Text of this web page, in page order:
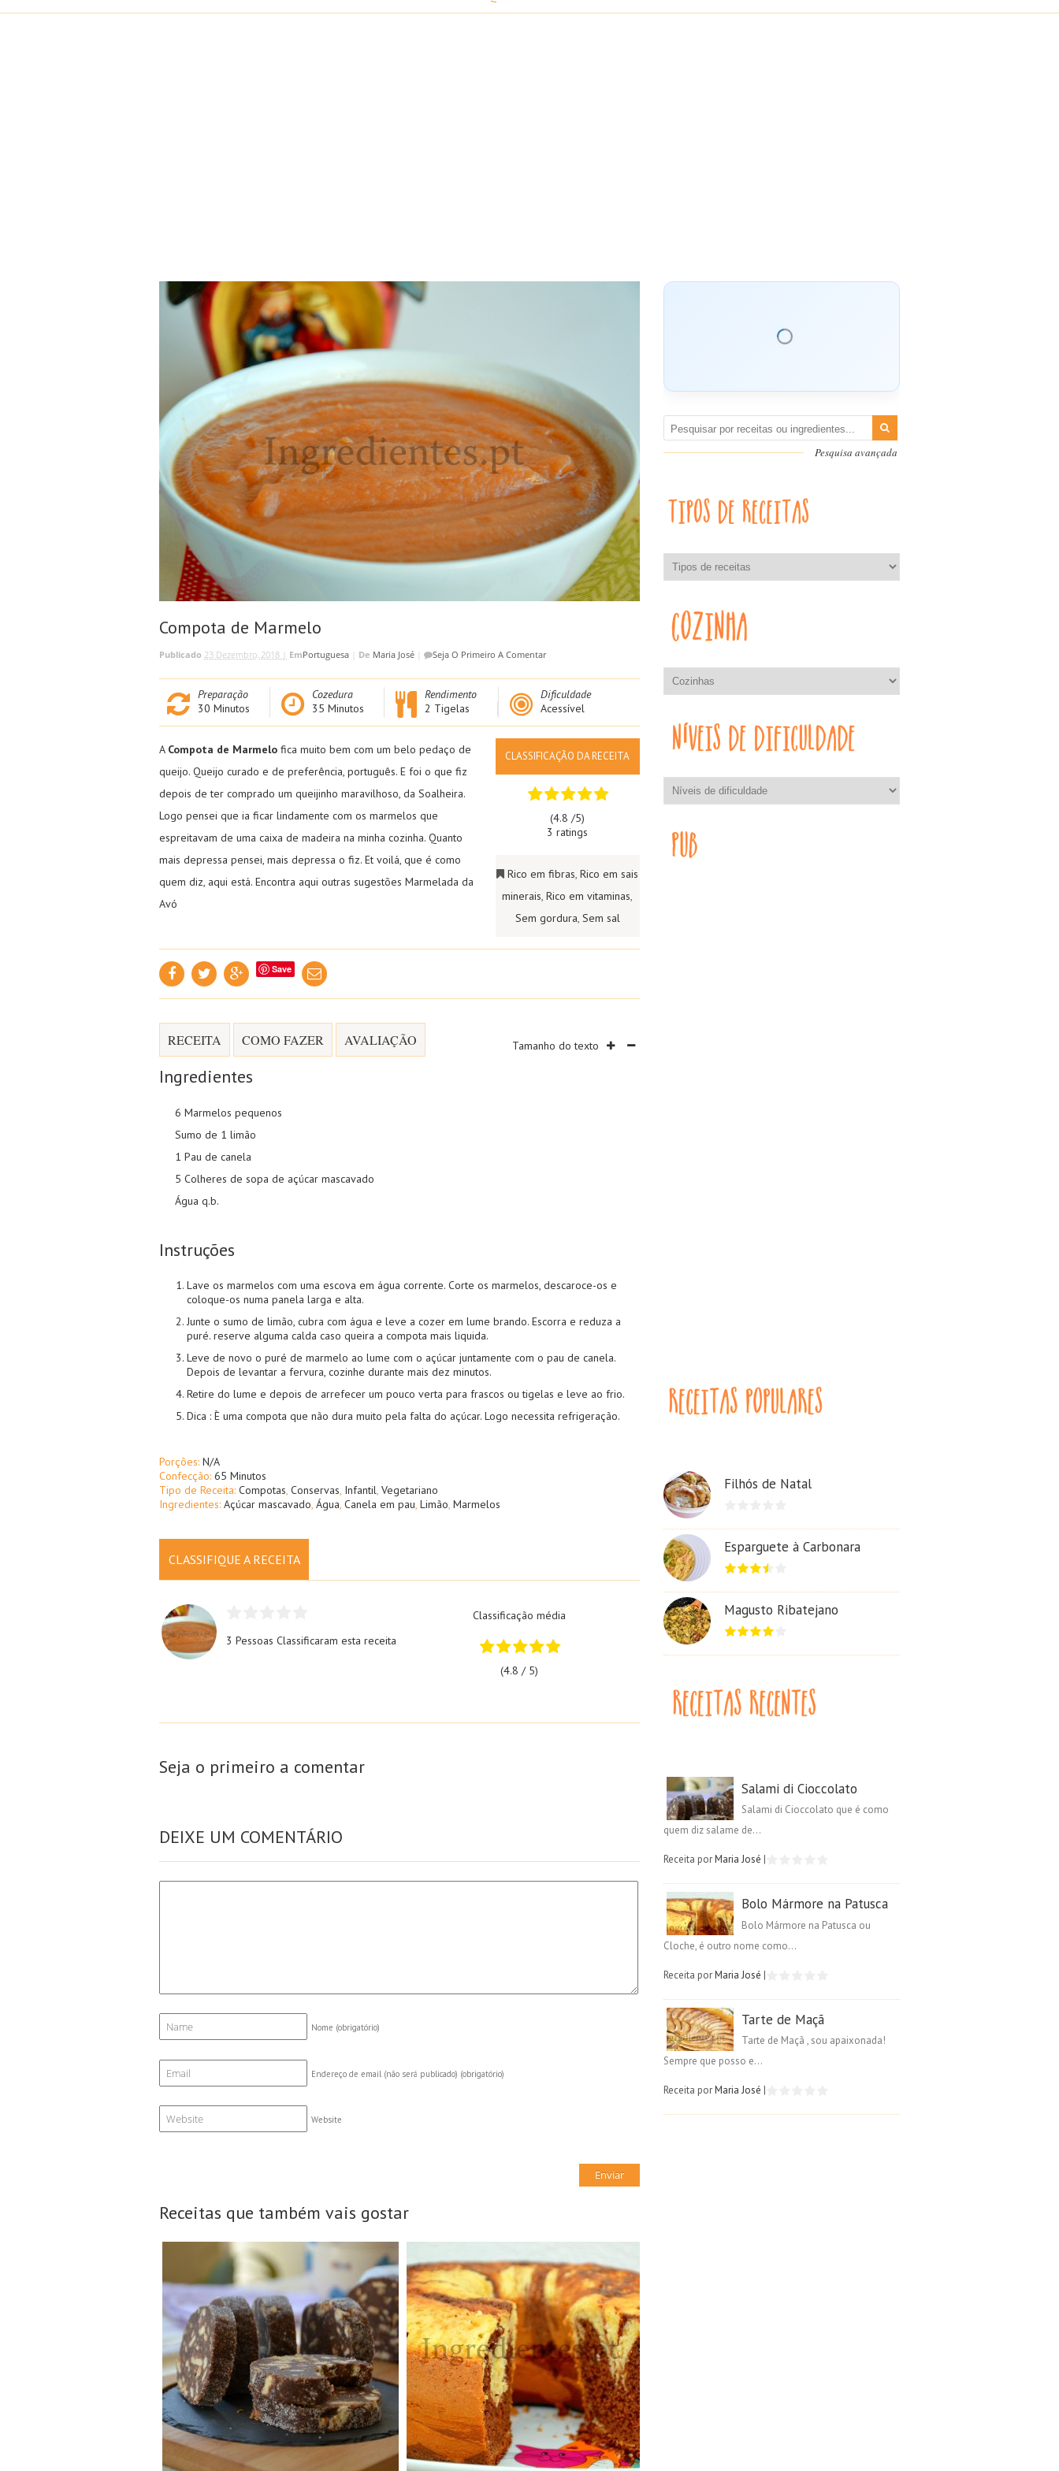
Compota de Marmelo
Publicado 23 Dezembro, 2018 | EmPortuguesa De Maria José Seja O Primeiro A Comentar
Preparação
30 Minutos
Cozedura
35 Minutos
Rendimento
2 Tigelas
Dificuldade
Acessível
A Compota de Marmelo fica muito bem com um belo pedaço de
queijo. Queijo curado e de preferência, português. E foi o que fiz
depois de ter comprado um queijinho maravilhoso, da Soalheira.
Logo pensei que ia ficar lindamente com os marmelos que
espreitavam de uma caixa de madeira na minha cozinha. Quanto
mais depressa pensei, mais depressa o fiz. Et voilá, que é como
quem diz, aqui está. Encontra aqui outras sugestões Marmelada da
Avó
CLASSIFICAÇÃO DA RECEITA
(4.8 /5)
3 ratings
Rico em fibras,Rico em sais
minerais,Rico em vitaminas,
Sem gordura, Sem sal
Save
RECEITA COMO FAZER AVALIAÇÃO Tamanho do texto
Ingredientes
6 Marmelos pequenos
Sumo de 1 limão
1 Pau de canela
5 Colheres de sopa de açúcar mascavado
Água q.b.
Instruções
Lave os marmelos com uma escova em água corrente. Corte os marmelos, descaroce-os e
coloque-os numa panela larga e alta.
Junte o sumo de limão, cubra com água e leve a cozer em lume brando. Escorra e reduza a
puré. reserve alguma calda caso queira a compota mais liquida.
Leve de novo o puré de marmelo ao lume com o açúcar juntamente com o pau de canela.
Depois de levantar a fervura, cozinhe durante mais dez minutos.
Retire do lume e depois de arrefecer um pouco verta para frascos ou tigelas e leve ao frio.
Dica : È uma compota que não dura muito pela falta do açúcar. Logo necessita refrigeração.
Porções: N/A
Confecção: 65 Minutos
Tipo de Receita: Compotas, Conservas, Infantil, Vegetariano
Ingredientes: Açúcar mascavado, Água, Canela em pau, Limão, Marmelos
CLASSIFIQUE A RECEITA
3 PessoasClassificaram esta receita
Classificação média
(4.8 / 5)
Seja o primeiro a comentar
DEIXE UM COMENTÁRIO
Nome (obrigatório)
Endereço de email (não será publicado) (obrigatório)
Website
Receitas que também vais gostar
15 Fatias
N/A
8 Doses
8 Pessoas
25Min
Pesquisa avançada
Filhós de Natal
Esparguete à Carbonara
Magusto Ribatejano
Salami di Cioccolato
Salami di Cioccolato que é como
quem diz salame de...
Receita porMaria José |
Bolo Mármore na Patusca
Bolo Mármore na Patusca ou
Cloche, é outro nome como...
Receita porMaria José |
Tarte de Maçã
Tarte de Maçã , sou apaixonada!
Sempre que posso e...
Receita porMaria José |